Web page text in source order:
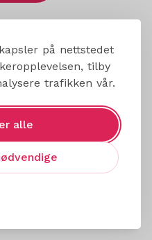
på nettstedet
tilby
trafikken vår.
alle